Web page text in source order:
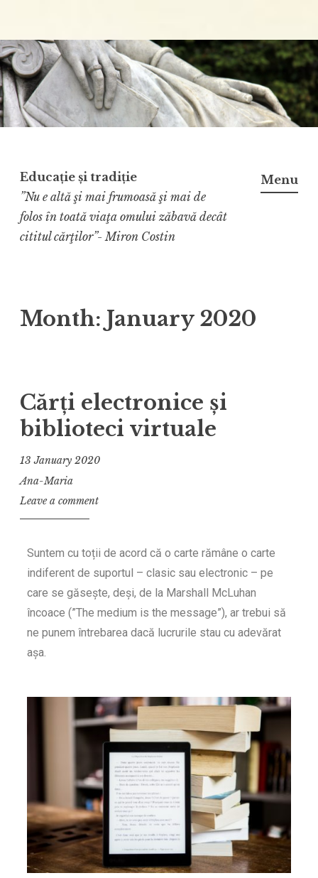
Educație și tradiție
”Nu e altă şi mai frumoasă şi mai de
folos în toată viaţa omului zăbavă decât
cititul cărţilor”- Miron Costin
Menu
Month: January 2020
Cărți electronice și
biblioteci virtuale
13 January 2020
Ana-Maria
Leave a comment
Suntem cu toții de acord că o carte rămâne o carte
indiferent de suportul – clasic sau electronic – pe
care se găsește, deși, de la Marshall McLuhan
încoace (”The medium is the message”), ar trebui să
ne punem întrebarea dacă lucrurile stau cu adevărat
așa.